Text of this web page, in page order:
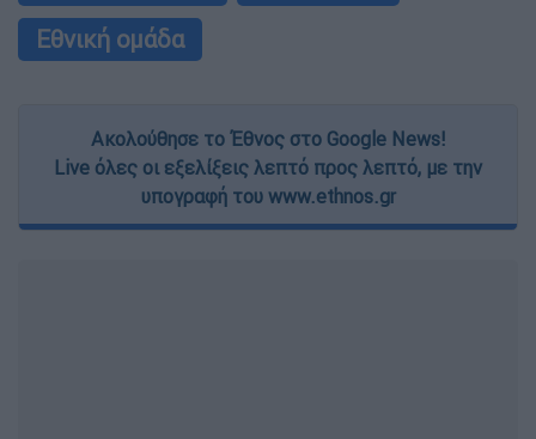
Εθνική ομάδα
Ακολούθησε το Έθνος στο Google News!
Live όλες οι εξελίξεις λεπτό προς λεπτό, με την
υπογραφή του www.ethnos.gr